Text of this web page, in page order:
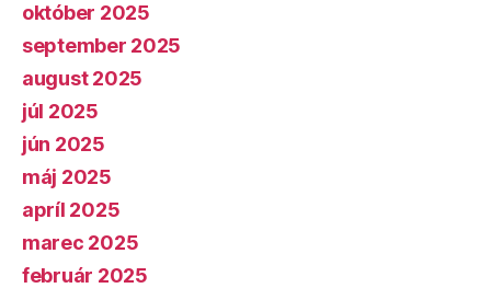
október 2025
september 2025
august 2025
júl 2025
jún 2025
máj 2025
apríl 2025
marec 2025
február 2025